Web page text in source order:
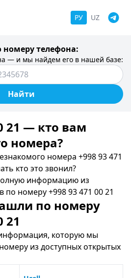
РУ UZ
номеру телефона:
— и мы найдем его в нашей базе:
Найти
21 — кто вам
номера?
номера +998 93 471
кто это звонил?
информацию из
по номеру +998 93 471 00 21
по номеру
21
которую мы
из доступных открытых